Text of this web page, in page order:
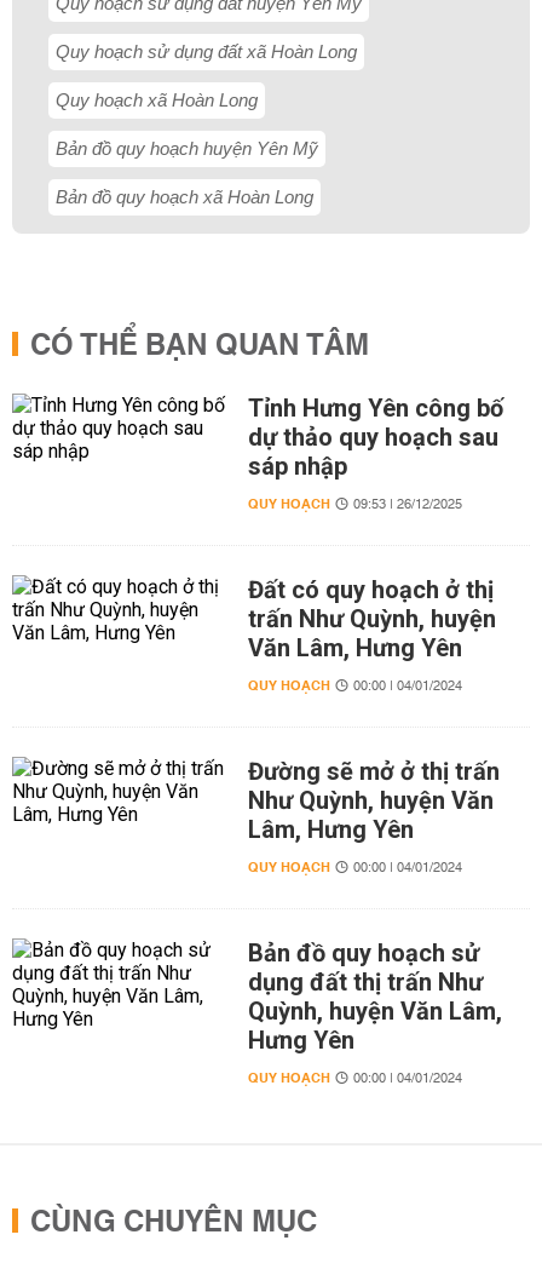
Quy hoạch sử dụng đất xã Hoàn Long
Quy hoạch xã Hoàn Long
Bản đồ quy hoạch huyện Yên Mỹ
Bản đồ quy hoạch xã Hoàn Long
CÓ THỂ BẠN QUAN TÂM
Tỉnh Hưng Yên công bố
dự thảo quy hoạch sau
sáp nhập
QUY HOẠCH 09:53 | 26/12/2025
Đất có quy hoạch ở thị
trấn Như Quỳnh, huyện
Văn Lâm, Hưng Yên
QUY HOẠCH 00:00 | 04/01/2024
Đường sẽ mở ở thị trấn
Như Quỳnh, huyện Văn
Lâm, Hưng Yên
QUY HOẠCH 00:00 | 04/01/2024
Bản đồ quy hoạch sử
dụng đất thị trấn Như
Quỳnh, huyện Văn Lâm,
Hưng Yên
QUY HOẠCH 00:00 | 04/01/2024
CÙNG CHUYÊN MỤC